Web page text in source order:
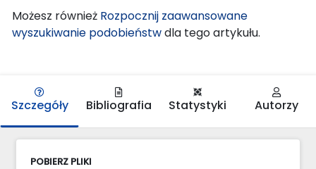
Możesz również Rozpocznij zaawansowane
wyszukiwanie podobieństwdla tego artykułu.
Szczegóły Bibliografia Statystyki Autorzy
POBIERZ PLIKI